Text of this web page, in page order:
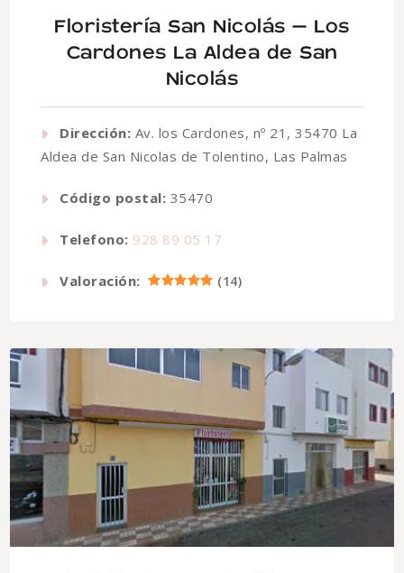
Floristería San Nicolás – Los
Cardones La Aldea de San
Nicolás
Dirección: Av. los Cardones, nº 21, 35470 La
Aldea de San Nicolas de Tolentino, Las Palmas
Código postal: 35470
Telefono: 928 89 05 17
Valoración: (14)